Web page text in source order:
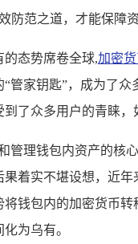
防范之道，才能保障资
态势席卷全球,加密
管家钥匙”，成为了众
了众多用户的青睐
管理钱包内资产的核
着实不堪设想，近
钱包内的加密货币
为乌有。